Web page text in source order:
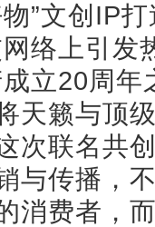
”文创IP
络上引发
立20周
天籁与顶
次联名共
与传播，
消费者，